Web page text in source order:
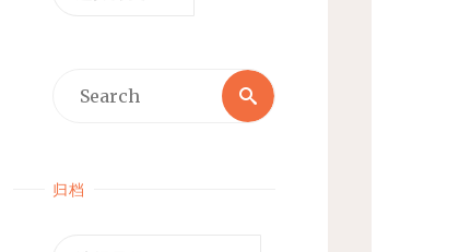
Search
Search
归档